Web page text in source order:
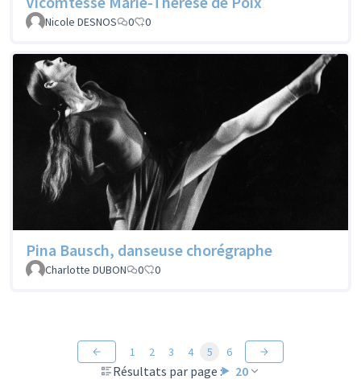
Nicole DESNOS 0 0
Pina Bausch, danseuse chorégraphe
Charlotte DUBON 0 0
Résultats par page : 20
1 2 3 4 5 6